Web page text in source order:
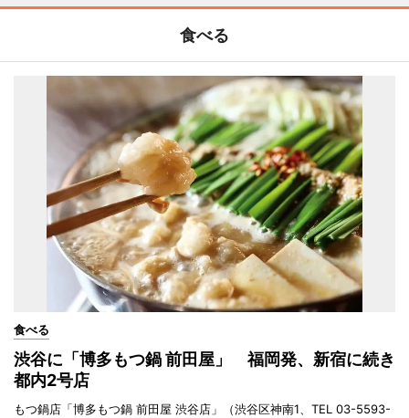
食べる
食べる
渋谷に「博多もつ鍋 前田屋」 福岡発、新宿に続き
都内2号店
もつ鍋店「博多もつ鍋 前田屋 渋谷店」（渋谷区神南1、TEL 03-5593-